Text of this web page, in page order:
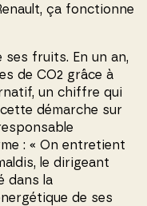
ça fonctionne
fruits. En un an,
de CO2 grâce à
un chiffre qui
démarche sur
: « On entretient
le dirigeant
dans la
de ses